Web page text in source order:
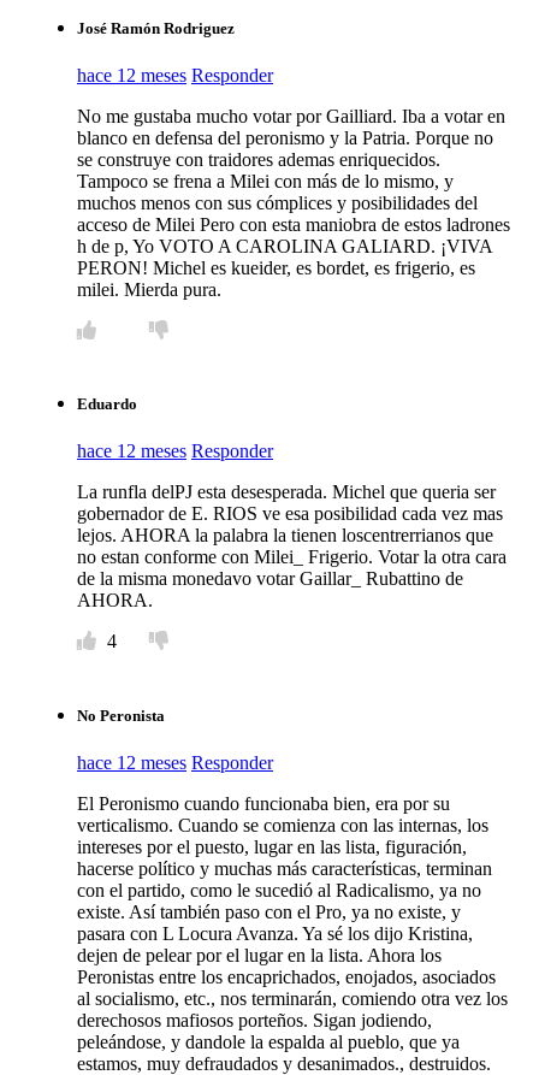
José Ramón Rodriguez
hace 12 meses Responder
No me gustaba mucho votar por Gailliard. Iba a votar en
blanco en defensa del peronismo y la Patria. Porque no
se construye con traidores ademas enriquecidos.
Tampoco se frena a Milei con más de lo mismo, y
muchos menos con sus cómplices y posibilidades del
acceso de Milei Pero con esta maniobra de estos ladrones
h de p, Yo VOTO A CAROLINA GALIARD. ¡VIVA
PERON! Michel es kueider, es bordet, es frigerio, es
milei. Mierda pura.
Eduardo
hace 12 meses Responder
La runfla delPJ esta desesperada. Michel que queria ser
gobernador de E. RIOS ve esa posibilidad cada vez mas
lejos. AHORA la palabra la tienen loscentrerrianos que
no estan conforme con Milei_ Frigerio. Votar la otra cara
de la misma monedavo votar Gaillar_ Rubattino de
AHORA.
4
No Peronista
hace 12 meses Responder
El Peronismo cuando funcionaba bien, era por su
verticalismo. Cuando se comienza con las internas, los
intereses por el puesto, lugar en las lista, figuración,
hacerse político y muchas más características, terminan
con el partido, como le sucedió al Radicalismo, ya no
existe. Así también paso con el Pro, ya no existe, y
pasara con L Locura Avanza. Ya sé los dijo Kristina,
dejen de pelear por el lugar en la lista. Ahora los
Peronistas entre los encaprichados, enojados, asociados
al socialismo, etc., nos terminarán, comiendo otra vez los
derechosos mafiosos porteños. Sigan jodiendo,
peleándose, y dandole la espalda al pueblo, que ya
estamos, muy defraudados y desanimados., destruidos.